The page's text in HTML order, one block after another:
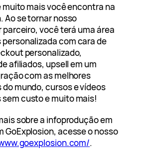
muito mais você encontra na
Ao se tornar nosso
você terá uma área
com cara de
personalizado,
afiliados, upsell em um
com as melhores
mundo, cursos e vídeos
custo e muito mais!
sobre a infoprodução em
GoExplosion, acesse o nosso
.